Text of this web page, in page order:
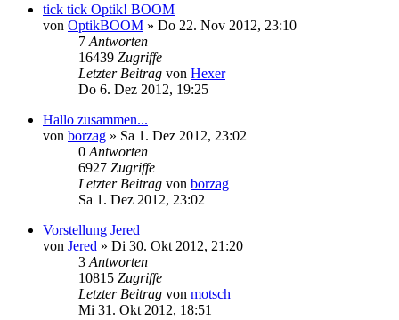
tick tick Optik! BOOM
von OptikBOOM » Do 22. Nov 2012, 23:10
7 Antworten
16439 Zugriffe
Letzter Beitrag von Hexer
Do 6. Dez 2012, 19:25
Hallo zusammen...
von borzag » Sa 1. Dez 2012, 23:02
0 Antworten
6927 Zugriffe
Letzter Beitrag von borzag
Sa 1. Dez 2012, 23:02
Vorstellung Jered
von Jered » Di 30. Okt 2012, 21:20
3 Antworten
10815 Zugriffe
Letzter Beitrag von motsch
Mi 31. Okt 2012, 18:51